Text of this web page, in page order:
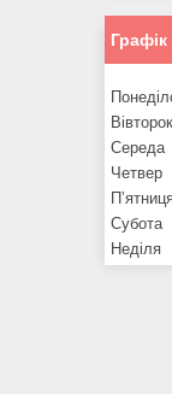
Вівторок
Середа
Четвер
Субота
Неділя